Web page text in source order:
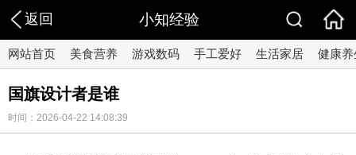
返回 小知经验
网站首页 美食营养 游戏数码 手工爱好 生活家居 健康养
国旗设计者是谁
时间：2026-04-22 14:08:39